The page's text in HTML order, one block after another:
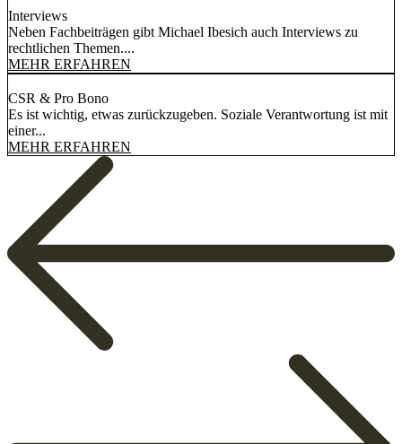
Interviews
Neben Fachbeiträgen gibt Michael Ibesich auch Interviews zu
rechtlichen Themen....
MEHR ERFAHREN
CSR & Pro Bono
Es ist wichtig, etwas zurückzugeben. Soziale Verantwortung ist mit
einer...
MEHR ERFAHREN